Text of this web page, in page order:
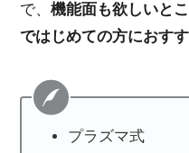
で、機能面も欲しいと
ではじめての方におす
プラズマ式